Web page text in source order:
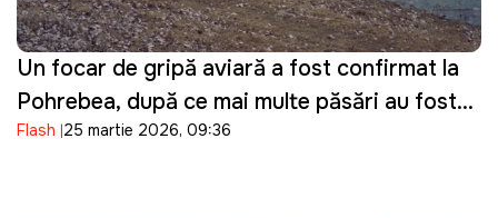
Un focar de gripă aviară a fost confirmat la
Pohrebea, după ce mai multe păsări au fost
descoperite moarte pe Nistru
Flash 25 martie 2026, 09:36